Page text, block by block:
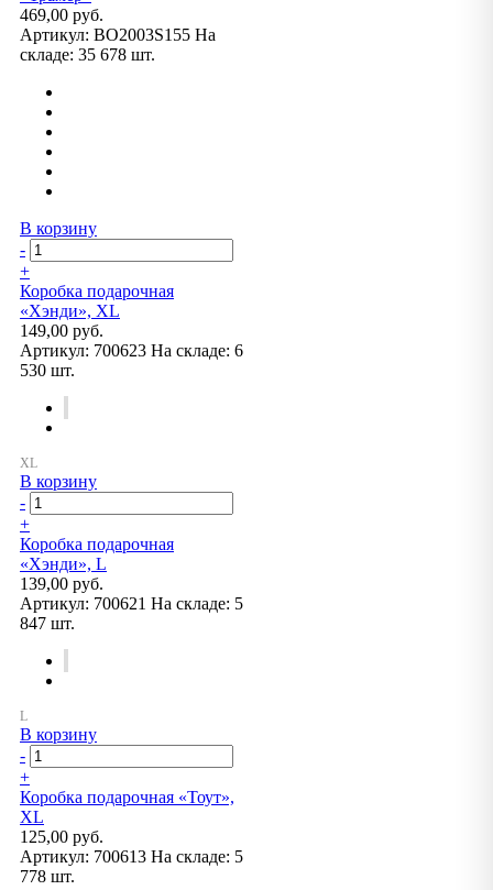
469,00 руб.
Артикул: BO2003S155 На
складе: 35 678 шт.
В корзину
-
+
Коробка подарочная
«Хэнди», XL
149,00 руб.
Артикул: 700623 На складе: 6
530 шт.
В корзину
-
+
Коробка подарочная
«Хэнди», L
139,00 руб.
Артикул: 700621 На складе: 5
847 шт.
В корзину
-
+
Коробка подарочная «Тоут»,
XL
125,00 руб.
Артикул: 700613 На складе: 5
778 шт.